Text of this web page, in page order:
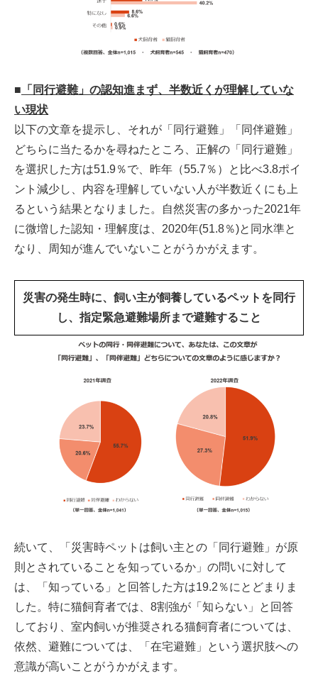
■ 「同行避難」の認知進まず、半数近くが理解していな
い現状
以下の文章を提示し、それが「同行避難」「同伴避難」
どちらに当たるかを尋ねたところ、正解の「同行避難」
を選択した方は51.9％で、昨年（55.7％）と比べ3.8ポイ
ント減少し、内容を理解していない人が半数近くにも上
るという結果となりました。自然災害の多かった2021年
に微増した認知・理解度は、2020年(51.8％)と同水準と
なり、周知が進んでいないことがうかがえます。
災害の発生時に、飼い主が飼養しているペットを同行
し、指定緊急避難場所まで避難すること
続いて、「災害時ペットは飼い主との「同行避難」が原
則とされていることを知っているか」の問いに対して
は、「知っている」と回答した方は19.2％にとどまりま
した。特に猫飼育者では、8割強が「知らない」と回答
しており、室内飼いが推奨される猫飼育者については、
依然、避難については、「在宅避難」という選択肢への
意識が高いことがうかがえます。